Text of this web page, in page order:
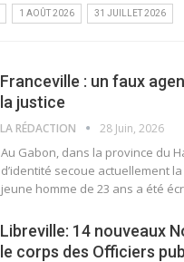
1 AOÛT 2026 31 JUILLET 2026
Franceville : un faux
la justice
LA RÉDACTION 28 Juin, 2026
Au Gabon, dans la province du
d’identité secoue actuellement
jeune homme de 23 ans a été
Libreville: 14 nouveaux
le corps des Officiers